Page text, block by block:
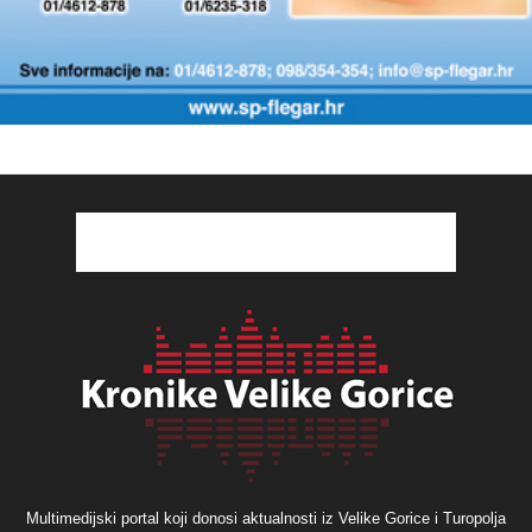
Multimedijski portal koji donosi aktualnosti iz Velike Gorice i Turopolja